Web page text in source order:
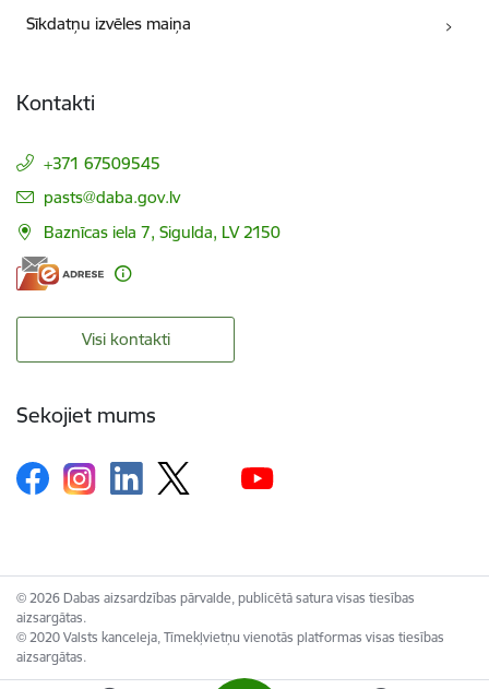
Sīkdatņu izvēles maiņa
Kontakti
+371 67509545
E-pasts:
pasts@daba.gov.lv
Baznīcas iela 7, Sigulda, LV 2150
Visi kontakti
Sekojiet mums
© 2026 Dabas aizsardzības pārvalde, publicētā satura visas tiesības
aizsargātas.
© 2020 Valsts kanceleja, Tīmekļvietņu vienotās platformas visas tiesības
aizsargātas.